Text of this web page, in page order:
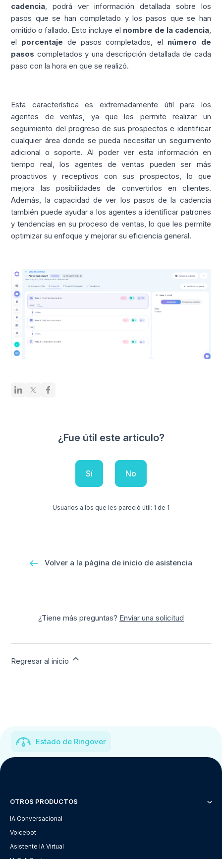
cadencia, podrá ver información detallada sobre los
pasos que se han completado y los pasos que se han
omitido o fallado. Esto incluye el nombre de la cadencia,
el porcentaje de pasos completados, el número de
pasos completados y una descripción detallada de cada
paso con la hora en que se realizó.
Esta característica es extremadamente útil para los
agentes de ventas, ya que les permite realizar un
seguimiento del progreso de sus prospectos e identificar
cualquier área donde se pueda necesitar un seguimiento
adicional o soporte. Al poder ver esta información en
tiempo real, los agentes de ventas pueden ser más
proactivos y receptivos con sus prospectos, lo que
mejora las posibilidades de convertirlos en clientes.
Además, la capacidad de ver los pasos de la cadencia
también puede ayudar a los agentes a identificar patrones
y tendencias en su proceso de ventas, lo que les permite
optimizar su enfoque y mejorar su eficiencia general.
¿Fue útil este artículo?
Sí No
Usuarios a los que les pareció útil: 1 de 1
Volver a la página de inicio de asistencia
¿Tiene más preguntas? Enviar una solicitud
Regresar al inicio
Estado de Ringover
OTROS PRODUCTOS
IA Conversacional
Voicebot
Asistente IA Virtual